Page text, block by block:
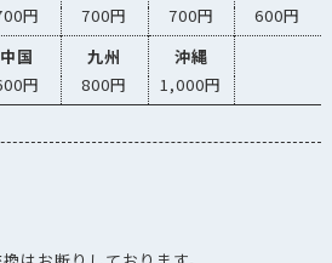
円 700円 700円
600円
中国 九州
沖縄
円 800円 1,000円